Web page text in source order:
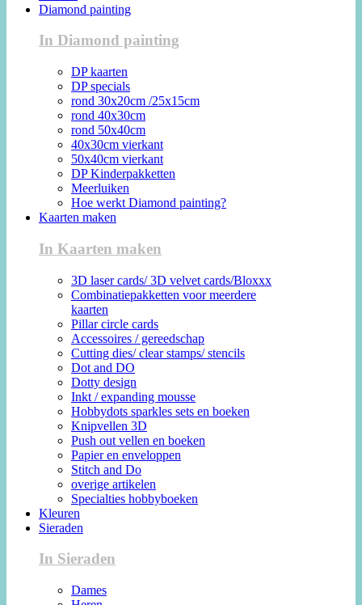
Diamond painting
In Diamond painting
DP kaarten
DP specials
rond 30x20cm /25x15cm
rond 40x30cm
rond 50x40cm
40x30cm vierkant
50x40cm vierkant
DP Kinderpakketten
Meerluiken
Hoe werkt Diamond painting?
Kaarten maken
In Kaarten maken
3D laser cards/ 3D velvet cards/Bloxxx
Combinatiepakketten voor meerdere
kaarten
Pillar circle cards
Accessoires / gereedschap
Cutting dies/ clear stamps/ stencils
Dot and DO
Dotty design
Inkt / expanding mousse
Hobbydots sparkles sets en boeken
Knipvellen 3D
Push out vellen en boeken
Papier en enveloppen
Stitch and Do
overige artikelen
Specialties hobbyboeken
Kleuren
Sieraden
In Sieraden
Dames